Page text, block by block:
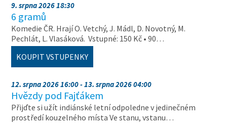
9. srpna 2026 18:30
6 gramů
Komedie ČR. Hrají O. Vetchý, J. Mádl, D. Novotný, M.
Pechlát, L. Vlasáková. Vstupné: 150 Kč • 90…
KOUPIT VSTUPENKY
12. srpna 2026 16:00 - 13. srpna 2026 04:00
Hvězdy pod Fajťákem
Přijďte si užít indiánské letní odpoledne v jedinečném
prostředí kouzelného místa Ve stanu, vstanu…